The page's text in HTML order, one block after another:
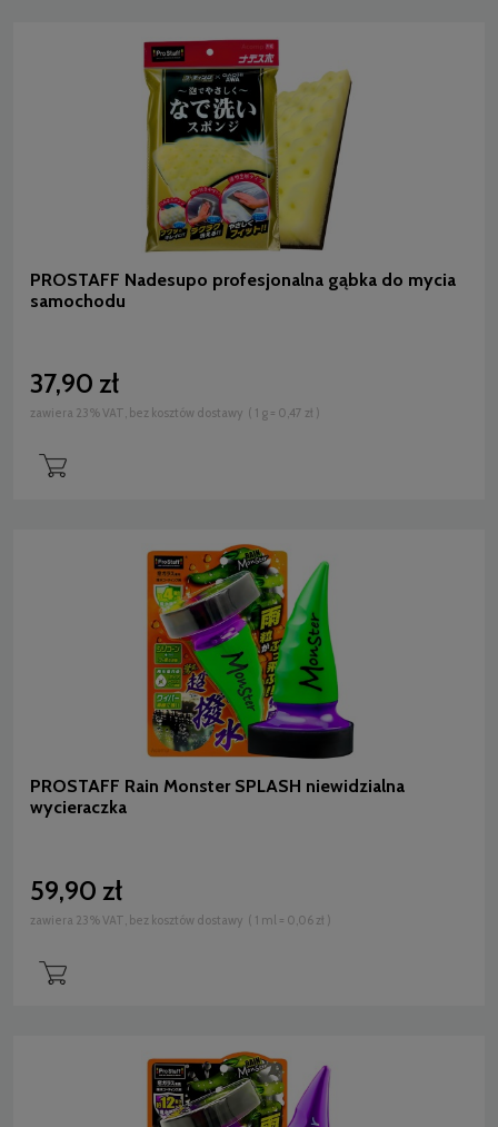
PROSTAFF Nadesupo profesjonalna gąbka do mycia
samochodu
37,90 zł
zawiera 23% VAT, bez kosztów dostawy ( 1 g = 0,47 zł )
PROSTAFF Rain Monster SPLASH niewidzialna
wycieraczka
59,90 zł
zawiera 23% VAT, bez kosztów dostawy ( 1 ml = 0,06 zł )